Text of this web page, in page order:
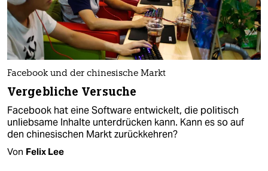
Facebook und der chinesische Markt
Vergebliche Versuche
Facebook hat eine Software entwickelt, die politisch
unliebsame Inhalte unterdrücken kann. Kann es so auf
den chinesischen Markt zurückkehren?
Von Felix Lee